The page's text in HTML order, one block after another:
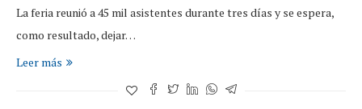
La feria reunió a 45 mil asistentes durante tres días y se espera,
como resultado, dejar…
Leer más